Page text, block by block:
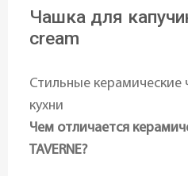
Чашка для
cream
Стильные
кухни
Чем отличается
TAVERNE?